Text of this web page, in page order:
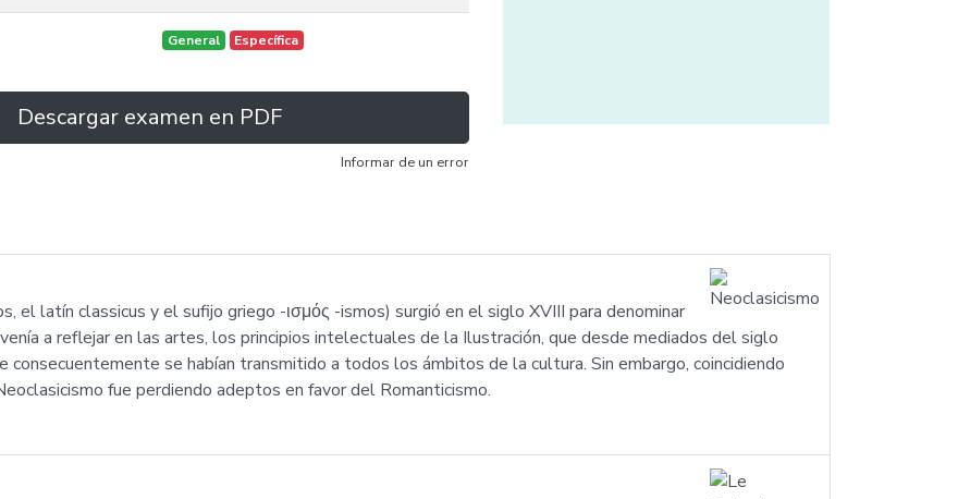
General Específica
Descargar examen en PDF
Informar de un error
el latín classicus y el sufijo griego -ισμός -ismos) surgió en el siglo XVIII para denominar
a reflejar en las artes, los principios intelectuales de la Ilustración, que desde mediados del siglo
consecuentemente se habían transmitido a todos los ámbitos de la cultura. Sin embargo, coincidiendo
fue perdiendo adeptos en favor del Romanticismo.